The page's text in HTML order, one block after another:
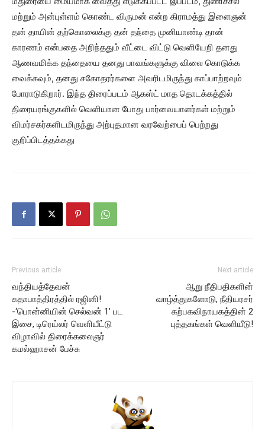
மற்றும் அன்புள்ளம் கொண்ட விருமன் என்ற கிராமத்து இளைஞன்
தன் தாயின் தற்கொலைக்கு தன் தந்தை முனியாண்டி தான்
காரணம் என்பதை அறிந்ததும் வீட்டை விட்டு வெளியேறி தனது
ஆணவமிக்க தந்தையை தனது பாவங்களுக்கு விலை கொடுக்க
வைக்கவும், தனது சகோதரர்களை அவரிடமிருந்து காப்பாற்றவும்
போராடுகிறார். இந்த திரைப்படம் ஆகஸ்ட் மாத தொடக்கத்தில்
திரையரங்குகளில் வெளியான போது பார்வையாளர்கள் மற்றும்
விமர்சகர்களிடமிருந்து அற்புதமான வரவேற்பைப் பெற்றது
குறிப்பிடத்தக்கது
Previous article
வந்தியத்தேவன்
கதாபாத்திரத்தில் ரஜினி!
-‘பொன்னியின் செல்வன் 1’ பட
இசை, டிரெய்லர் வெளியீட்டு
விழாவில் திரைக்கலைஞர்
கமல்ஹாசன் பேச்சு
Next article
ஆறு நீதிபதிகளின்
வாழ்த்துகளோடு, நீதியரசர்
கற்பகவிநாயகத்தின் 2
புத்தகங்கள் வெளியீடு!